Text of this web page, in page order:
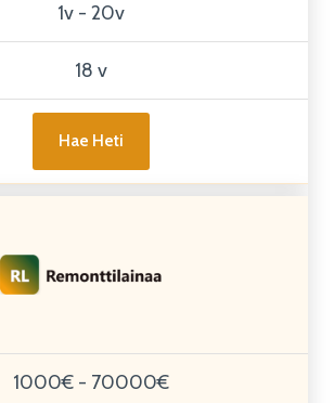
1v - 20v
18 v
Hae Heti
1000€ - 70000€